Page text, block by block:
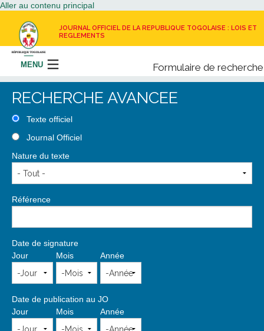
Aller au contenu principal
JOURNAL OFFICIEL DE LA REPUBLIQUE TOGOLAISE : LOIS ET
REGLEMENTS
Formulaire de recherche
Rechercher
MENU
LE JOURNAL OFFICIEL
RECEVOIR LE JOURNAL OFFICIEL
NOUS CONTACTER
RECHERCHE AVANCEE
Texte officiel
Journal Officiel
Nature du texte
Référence
Date de signature
Jour
Mois Année
Date de publication au JO
Jour
Mois Année